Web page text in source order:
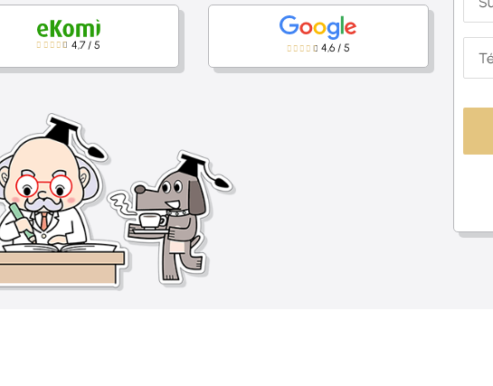
4,7/ 5 4,6 /5